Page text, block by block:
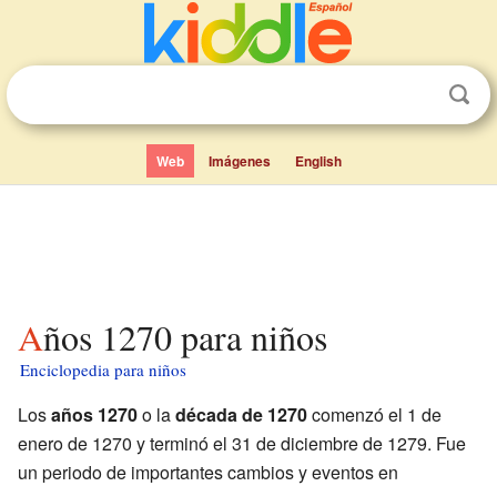
Web Imágenes English
Años 1270 para niños
Enciclopedia para niños
Losaños 1270o ladécada de 1270comenzó el 1 de
enero de 1270 y terminó el 31 de diciembre de 1279. Fue
un periodo de importantes cambios y eventos en